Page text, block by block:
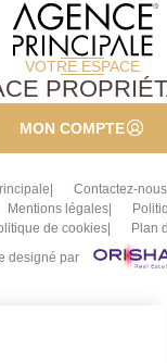
VOTRE ESPACE
MON COMPTE
Contactez-nous
Mentions légales
de cookies
Plan
designé par